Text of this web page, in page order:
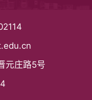
元庄路5号